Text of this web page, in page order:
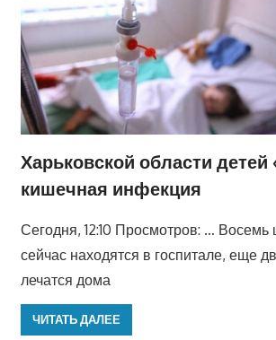
Харьковской области детей
кишечная инфекция
Сегодня, 12:10 Просмотров: … Восемь
сейчас находятся в госпитале, еще
лечатся дома
ЧИТАТЬ ДАЛЕЕ